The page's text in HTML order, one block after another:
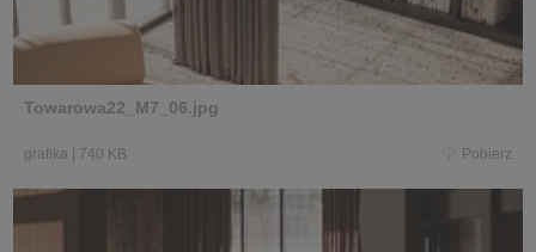
Towarowa22_M7_06.jpg
grafika | 740 KB Pobierz